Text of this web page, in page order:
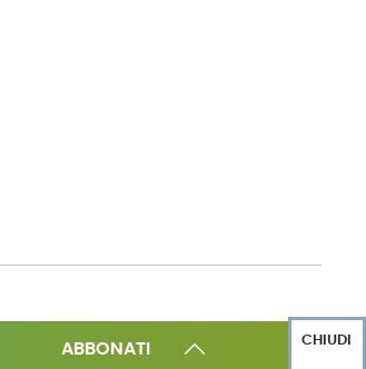
ABBONATI CHIUDI